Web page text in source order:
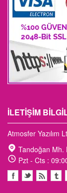
İLETIŞIM
Atmosfer Yazılım
Tandoğan Mh.
Pzt - Cts :